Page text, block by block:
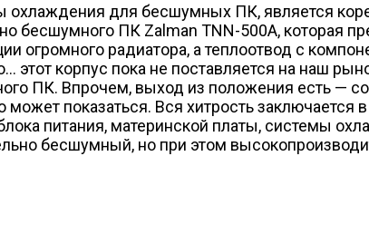
для бесшумных ПК, является
бесшумного ПК Zalman TNN-500A, которая
огромного радиатора, а теплоотвод с
корпус пока не поставляется на наш
ПК. Впрочем, выход из положения есть —
может показаться. Вся хитрость
питания, материнской платы, системы
бесшумный, но при этом